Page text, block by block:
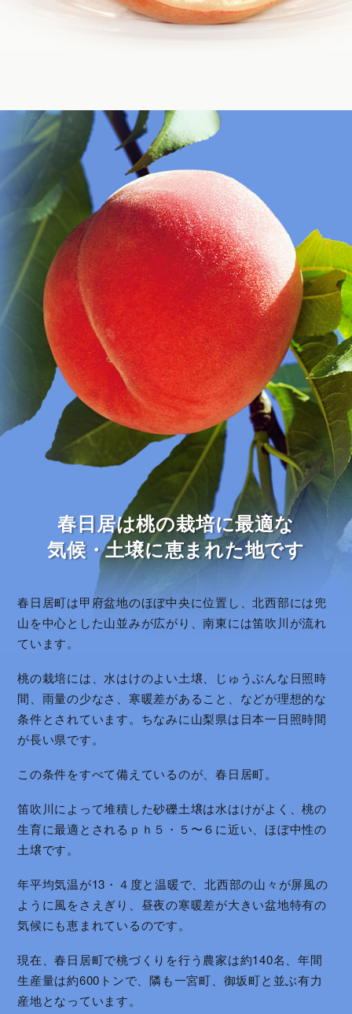
春日居は桃の栽培に最適な
気候・土壌に恵まれた地です
春日居町は甲府盆地のほぼ中央に位置し、北西部には兜
山を中心とした山並みが広がり、南東には笛吹川が流れ
ています。
桃の栽培には、水はけのよい土壌、じゅうぶんな日照時
間、雨量の少なさ、寒暖差があること、などが理想的な
条件とされています。ちなみに山梨県は日本一日照時間
が長い県です。
この条件をすべて備えているのが、春日居町。
笛吹川によって堆積した砂礫土壌は水はけがよく、桃の
生育に最適とされるｐｈ５・５〜６に近い、ほぼ中性の
土壌です。
年平均気温が13・４度と温暖で、北西部の山々が屏風の
ように風をさえぎり、昼夜の寒暖差が大きい盆地特有の
気候にも恵まれているのです。
現在、春日居町で桃づくりを行う農家は約140名、年間
生産量は約600トンで、隣も一宮町、御坂町と並ぶ有力
産地となっています。